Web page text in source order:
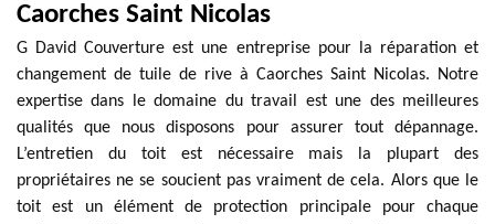
Caorches Saint Nicolas
G David Couverture est une entreprise pour la réparation et
changement de tuile de rive à Caorches Saint Nicolas. Notre
expertise dans le domaine du travail est une des meilleures
qualités que nous disposons pour assurer tout dépannage.
L’entretien du toit est nécessaire mais la plupart des
propriétaires ne se soucient pas vraiment de cela. Alors que le
toit est un élément de protection principale pour chaque